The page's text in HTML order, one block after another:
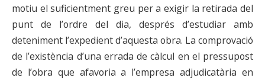
motiu el suficientment greu per a exigir la retirada del
punt de l’ordre del dia, després d’estudiar amb
deteniment l’expedient d’aquesta obra. La comprovació
de l’existència d’una errada de càlcul en el pressupost
de l’obra que afavoria a l’empresa adjudicatària en